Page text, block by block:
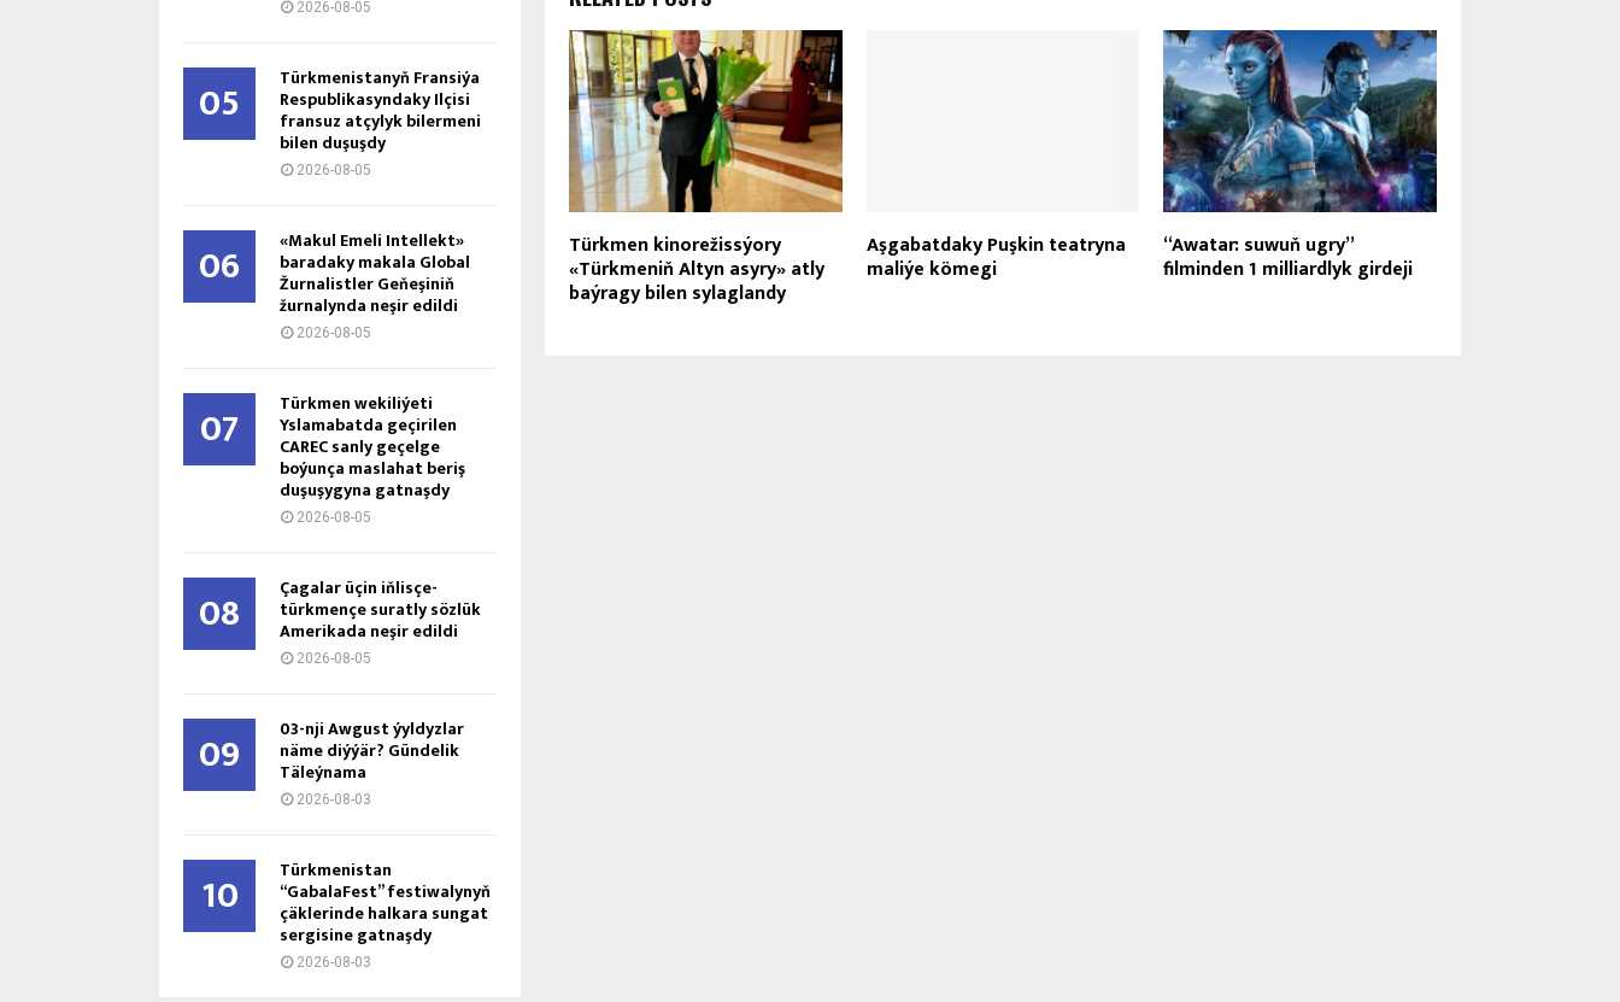
Türkmen kinorežissýory
«Türkmeniň Altyn asyry» atly
baýragy bilen sylaglandy
Aşgabatdaky Puşkin teatryna
maliýe kömegi
“Awatar: suwuň ugry”
filminden 1 milliardlyk girdeji
2026-08-05
05 Türkmenistanyň Fransiýa
Respublikasyndaky Ilçisi
fransuz atçylyk bilermeni
bilen duşuşdy
2026-08-05
06 «Makul Emeli Intellekt»
baradaky makala Global
Žurnalistler Geňeşiniň
žurnalynda neşir edildi
2026-08-05
07 Türkmen wekiliýeti
Yslamabatda geçirilen
CAREC sanly geçelge
boýunça maslahat beriş
duşuşygyna gatnaşdy
2026-08-05
08 Çagalar üçin iňlisçe-
türkmençe suratly sözlük
Amerikada neşir edildi
2026-08-05
09 03-nji Awgust ýyldyzlar
näme diýýär? Gündelik
Täleýnama
2026-08-03
10 Türkmenistan
“GabalaFest” festiwalynyň
çäklerinde halkara sungat
sergisine gatnaşdy
2026-08-03